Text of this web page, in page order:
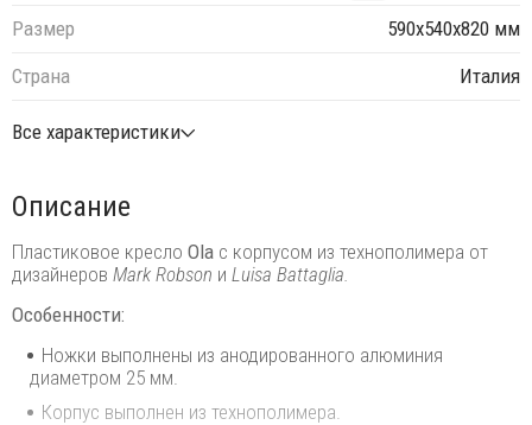
Размер
590х540х820 мм
Страна
Италия
Все характеристики
Описание
Пластиковое кресло Ola с корпусом из технополимера от
дизайнеров Mark Robson и Luisa Battaglia.
Особенности:
Ножки выполнены из анодированного алюминия
диаметром 25 мм.
Корпус выполнен из технополимера.